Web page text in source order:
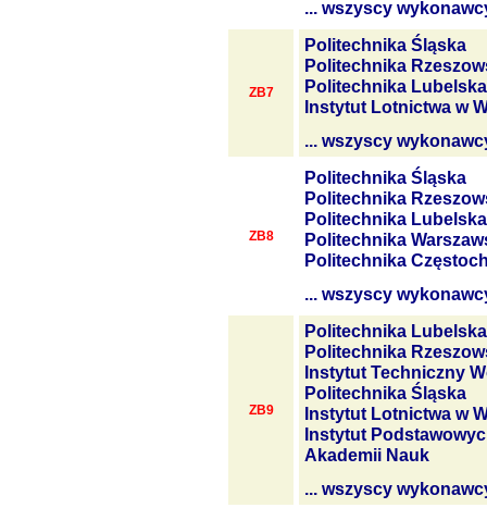
... wszyscy
ZB7
Politechnika Śląska
Politechnika
Politechnika Lubelska
Instytut Lotnictwa w
... wszyscy
ZB8
Politechnika Śląska
Politechnika
Politechnika Lubelska
Politechnika
Politechnika
... wszyscy
ZB9
Politechnika Lubelska
Politechnika
Instytut Techniczny
Politechnika Śląska
Instytut Lotnictwa w
Instytut
Akademii Nauk
... wszyscy